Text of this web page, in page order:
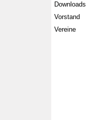
Downloads
Vorstand
Vereine